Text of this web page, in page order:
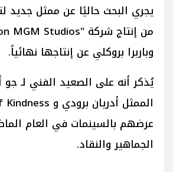
يجري البحث حاليًا عن ممثل جديد
وباربرا بروكلي عن إنتاجها نهائياً.
الجماهير والنقاد.